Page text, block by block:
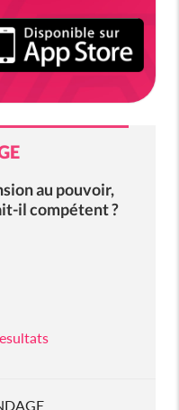
au pouvoir,
il compétent ?